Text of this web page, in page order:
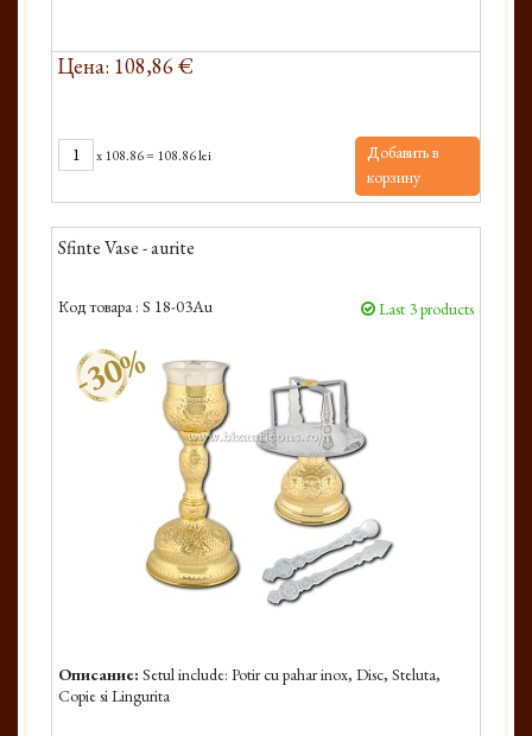
Цена: 108,86 €
x108.86= 108.86 lei
Добавить в
корзину
Sfinte Vase - aurite
Код товара : S 18-03Au Last 3 products
-30%
Описание: Setul include: Potir cu pahar inox, Disc, Steluta,
Copie si Lingurita